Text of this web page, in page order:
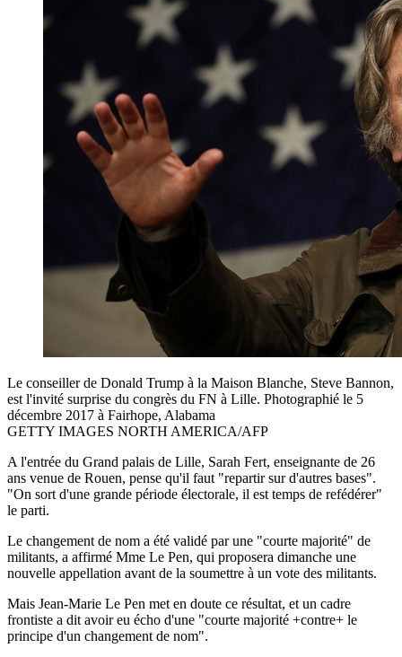
Le conseiller de Donald Trump à la Maison Blanche, Steve Bannon,
est l'invité surprise du congrès du FN à Lille. Photographié le 5
décembre 2017 à Fairhope, Alabama
GETTY IMAGES NORTH AMERICA/AFP
A l'entrée du Grand palais de Lille, Sarah Fert, enseignante de 26
ans venue de Rouen, pense qu'il faut "repartir sur d'autres bases".
"On sort d'une grande période électorale, il est temps de refédérer"
le parti.
Le changement de nom a été validé par une "courte majorité" de
militants, a affirmé Mme Le Pen, qui proposera dimanche une
nouvelle appellation avant de la soumettre à un vote des militants.
Mais Jean-Marie Le Pen met en doute ce résultat, et un cadre
frontiste a dit avoir eu écho d'une "courte majorité +contre+ le
principe d'un changement de nom".